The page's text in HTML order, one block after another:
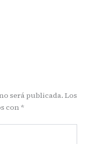
será publicada. Los
con *